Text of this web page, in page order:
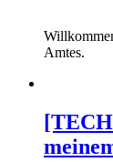
Amtes.